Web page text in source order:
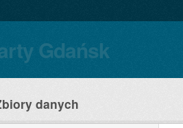
Gdańsk
danych